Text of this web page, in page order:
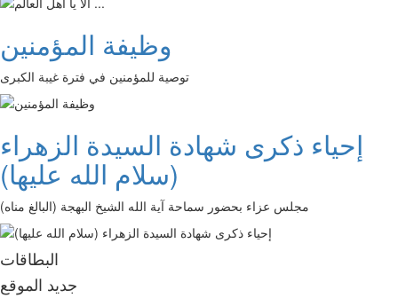
وظيفة المؤمنين
توصية للمؤمنين في فترة غيبة الكبرى
إحياء ذكرى شهادة السيدة الزهراء
(سلام الله عليها)
مجلس عزاء بحضور سماحة آية الله الشيخ البهجة (البالغ مناه)
البطاقات
جديد الموقع